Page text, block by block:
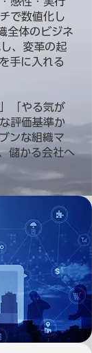
で数値化し
全体のビジネ
、変革の起
手に入れる
「やる気が
評価基準か
ンな組織マ
儲かる会社へ